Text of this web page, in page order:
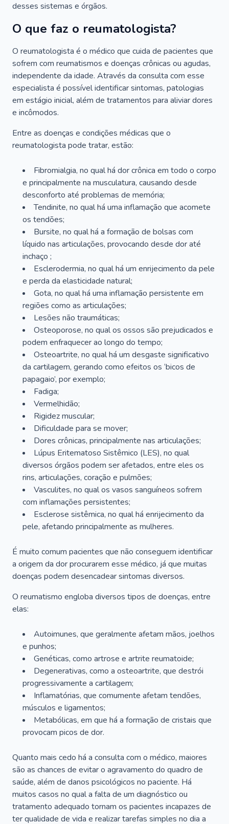
desses sistemas e órgãos.
O que faz o reumatologista?
O reumatologista é o médico que cuida de pacientes que
sofrem com reumatismos e doenças crônicas ou agudas,
independente da idade. Através da consulta com esse
especialista é possível identificar sintomas, patologias
em estágio inicial, além de tratamentos para aliviar dores
e incômodos.
Entre as doenças e condições médicas que o
reumatologista pode tratar, estão:
Fibromialgia, no qual há dor crônica em todo o corpo
e principalmente na musculatura, causando desde
desconforto até problemas de memória;
Tendinite, no qual há uma inflamação que acomete
os tendões;
Bursite, no qual há a formação de bolsas com
líquido nas articulações, provocando desde dor até
inchaço ;
Esclerodermia, no qual há um enrijecimento da pele
e perda da elasticidade natural;
Gota, no qual há uma inflamação persistente em
regiões como as articulações;
Lesões não traumáticas;
Osteoporose, no qual os ossos são prejudicados e
podem enfraquecer ao longo do tempo;
Osteoartrite, no qual há um desgaste significativo
da cartilagem, gerando como efeitos os ‘bicos de
papagaio’, por exemplo;
Fadiga;
Vermelhidão;
Rigidez muscular;
Dificuldade para se mover;
Dores crônicas, principalmente nas articulações;
Lúpus Eritematoso Sistêmico (LES), no qual
diversos órgãos podem ser afetados, entre eles os
rins, articulações, coração e pulmões;
Vasculites, no qual os vasos sanguíneos sofrem
com inflamações persistentes;
Esclerose sistêmica, no qual há enrijecimento da
pele, afetando principalmente as mulheres.
É muito comum pacientes que não conseguem identificar
a origem da dor procurarem esse médico, já que muitas
doenças podem desencadear sintomas diversos.
O reumatismo engloba diversos tipos de doenças, entre
elas:
Autoimunes, que geralmente afetam mãos, joelhos
e punhos;
Genéticas, como artrose e artrite reumatoide;
Degenerativas, como a osteoartrite, que destrói
progressivamente a cartilagem;
Inflamatórias, que comumente afetam tendões,
músculos e ligamentos;
Metabólicas, em que há a formação de cristais que
provocam picos de dor.
Quanto mais cedo há a consulta com o médico, maiores
são as chances de evitar o agravamento do quadro de
saúde, além de danos psicológicos no paciente. Há
muitos casos no qual a falta de um diagnóstico ou
tratamento adequado tornam os pacientes incapazes de
ter qualidade de vida e realizar tarefas simples no dia a